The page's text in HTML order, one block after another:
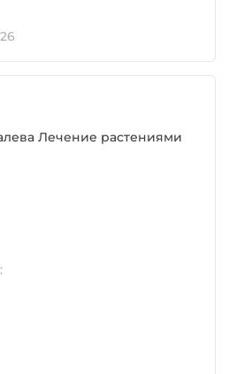
Лечение растениями